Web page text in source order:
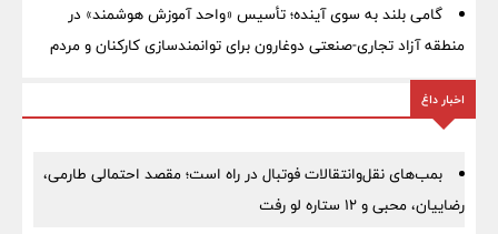
گامی بلند به سوی آینده؛ تأسیس «واحد آموزش هوشمند» در
منطقه آزاد تجاری-صنعتی دوغارون برای توانمندسازی کارکنان و مردم
اخبار داغ
بمب‌های نقل‌وانتقالات فوتبال در راه است؛ مقصد احتمالی طارمی،
رضاییان، محبی و ۱۲ ستاره لو رفت